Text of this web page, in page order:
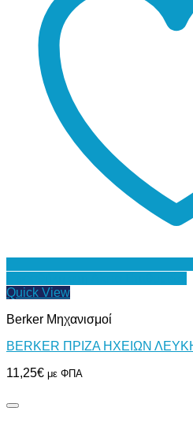
Quick View
Berker Μηχανισμοί
BERKER ΠΡΙΖΑ ΗΧΕΙΩΝ
11,25€ με ΦΠΑ